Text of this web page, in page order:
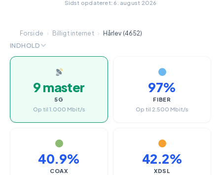
Sidst opdateret: 6. august 2026
Forside › Billigt internet › Hårlev (4652)
INDHOLD
9 master
5G
Op til 1.000 Mbit/s
97%
FIBER
Op til 2.500 Mbit/s
40.9%
COAX
42.2%
XDSL